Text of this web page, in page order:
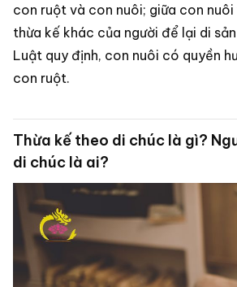
con ruột và con nuôi; giữa con nuôi
thừa kế khác của người để lại di sản
Luật quy định, con nuôi có quyền
con ruột.
Thừa kế theo di chúc là gì?
di chúc là ai?